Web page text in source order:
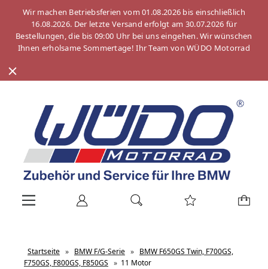
Wir machen Betriebsferien vom 01.08.2026 bis einschließlich
16.08.2026. Der letzte Versand erfolgt am 30.07.2026 für
Bestellungen, die bis 09:00 Uhr bei uns eingehen. Wir wünschen
Ihnen erholsame Sommertage! Ihr Team von WÜDO Motorrad
Startseite » BMW F/G-Serie » BMW F650GS Twin, F700GS,
F750GS, F800GS, F850GS » 11 Motor